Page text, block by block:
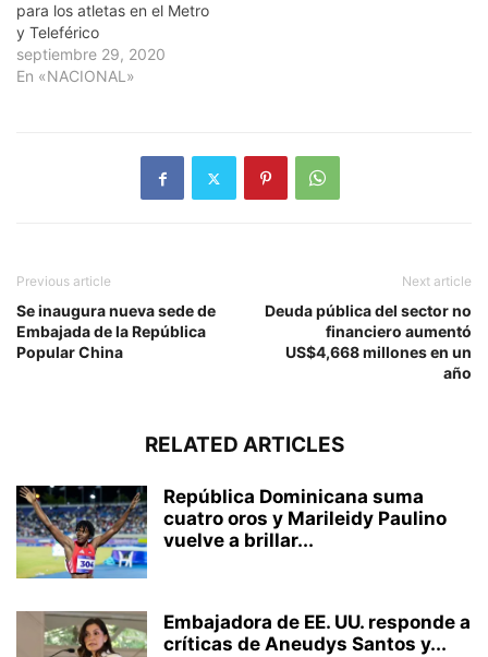
para los atletas en el Metro
y Teleférico
septiembre 29, 2020
En «NACIONAL»
Previous article
Se inaugura nueva sede de
Embajada de la República
Popular China
Next article
Deuda pública del sector no
financiero aumentó
US$4,668 millones en un
año
RELATED ARTICLES
República Dominicana suma
cuatro oros y Marileidy Paulino
vuelve a brillar...
Embajadora de EE. UU. responde a
críticas de Aneudys Santos y...